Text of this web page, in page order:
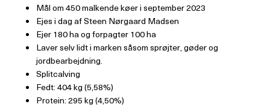
Mål om 450 malkende køer i september 2023
Ejes i dag af Steen Nørgaard Madsen
Ejer 180 ha og forpagter 100 ha
Laver selv lidt i marken såsom sprøjter, gøder og
jordbearbejdning.
Splitcalving
Fedt: 404 kg (5,58%)
Protein: 295 kg (4,50%)